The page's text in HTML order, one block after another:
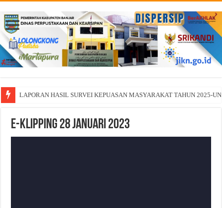
LAPORAN HASIL SURVEI KEPUASAN MASYARAKAT TAHUN 2025-
E-Klipping 28 Januari 2023